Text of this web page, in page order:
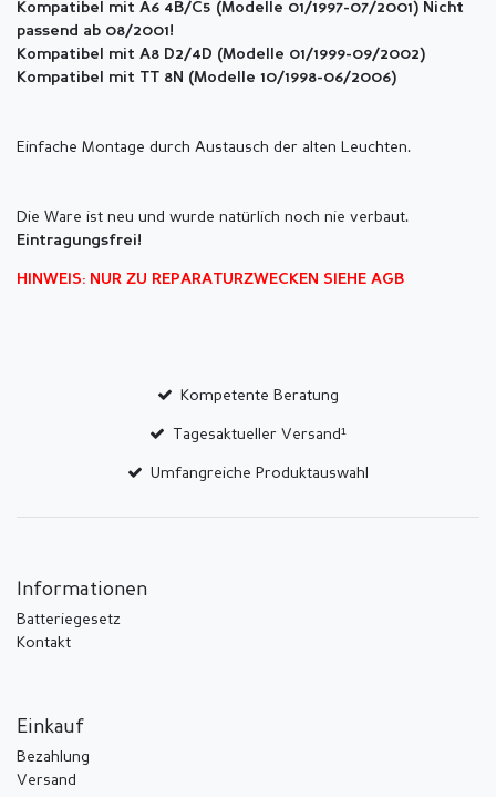
Kompatibel mit A6 4B/C5 (Modelle 01/1997-07/2001) Nicht
passend ab 08/2001!
Kompatibel mit A8 D2/4D (Modelle 01/1999-09/2002)
Kompatibel mit TT 8N (Modelle 10/1998-06/2006)
Einfache Montage durch Austausch der alten Leuchten.
Die Ware ist neu und wurde natürlich noch nie verbaut.
Eintragungsfrei!
HINWEIS: NUR ZU REPARATURZWECKEN SIEHE AGB
Kompetente Beratung
Tagesaktueller Versand¹
Umfangreiche Produktauswahl
Informationen
Batteriegesetz
Kontakt
Einkauf
Bezahlung
Versand